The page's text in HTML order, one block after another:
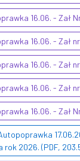
16.06. - Zał
16.06. - Zał
16.06. - Zał
16.06. - Zał
16.06. - Zał
rok 2026. (PDF,